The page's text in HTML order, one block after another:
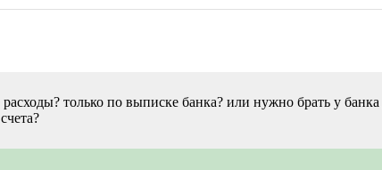
только по выписке банка? или нужно брать у